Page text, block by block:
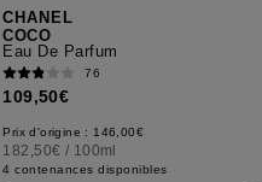
CHANEL
COCO
Eau De Parfum
76
109,50€
Prix d'origine : 146,00€
182,50€ / 100ml
4 contenances disponibles